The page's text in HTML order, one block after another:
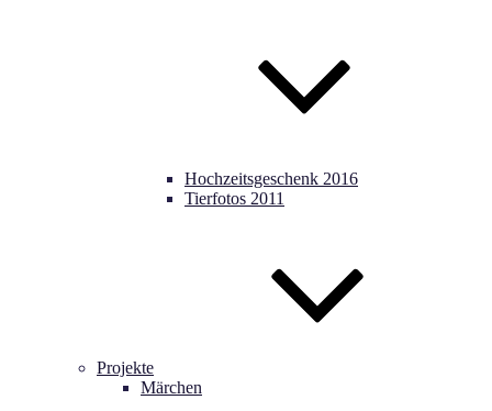
Hochzeitsgeschenk 2016
Tierfotos 2011
Projekte
Märchen